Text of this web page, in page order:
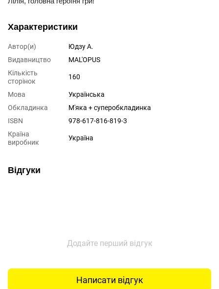
Характеристики
Автор(и)
Юдзу А.
Видавництво
MAL'OPUS
Кількість
сторінок
160
Мова
Українська
Обкладинка
М'яка + суперобкладинка
ISBN
978-617-816-819-3
Країна
виробник
Україна
Відгуки
Додайте перший відгук
Написати відгук